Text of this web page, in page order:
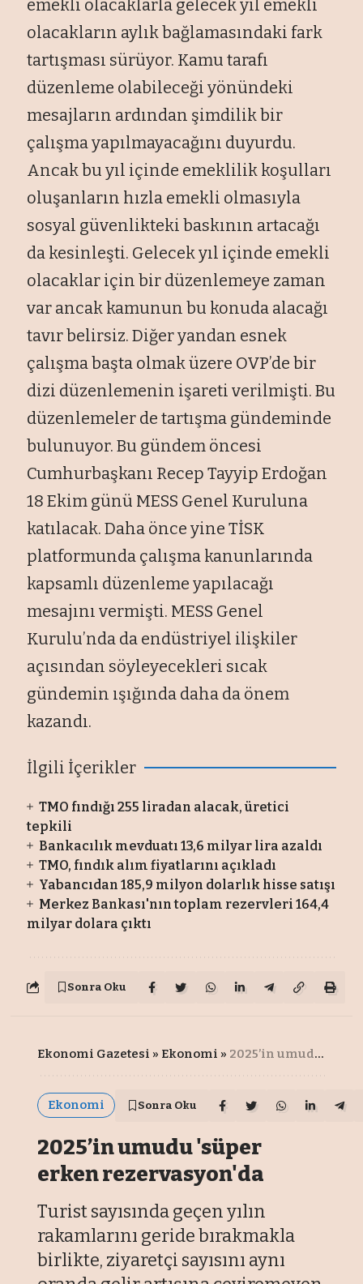
emekli olacaklarla gelecek yıl emekli
olacakların aylık bağlamasındaki fark
tartışması sürüyor. Kamu tarafı
düzenleme olabileceği yönündeki
mesajların ardından şimdilik bir
çalışma yapılmayacağını duyurdu.
Ancak bu yıl içinde emeklilik koşulları
oluşanların hızla emekli olmasıyla
sosyal güvenlikteki baskının artacağı
da kesinleşti. Gelecek yıl içinde emekli
olacaklar için bir düzenlemeye zaman
var ancak kamunun bu konuda alacağı
tavır belirsiz. Diğer yandan esnek
çalışma başta olmak üzere OVP’de bir
dizi düzenlemenin işareti verilmişti. Bu
düzenlemeler de tartışma gündeminde
bulunuyor. Bu gündem öncesi
Cumhurbaşkanı Recep Tayyip Erdoğan
18 Ekim günü MESS Genel Kuruluna
katılacak. Daha önce yine TİSK
platformunda çalışma kanunlarında
kapsamlı düzenleme yapılacağı
mesajını vermişti. MESS Genel
Kurulu’nda da endüstriyel ilişkiler
açısından söyleyecekleri sıcak
gündemin ışığında daha da önem
kazandı.
İlgili İçerikler
TMO fındığı 255 liradan alacak, üretici
tepkili
Bankacılık mevduatı 13,6 milyar lira azaldı
TMO, fındık alım fiyatlarını açıkladı
Yabancıdan 185,9 milyon dolarlık hisse satışı
Merkez Bankası'nın toplam rezervleri 164,4
milyar dolara çıktı
Sonra Oku
Ekonomi Gazetesi » Ekonomi » 2025’in umudu 'süper erken rezervasyon'da
Ekonomi Sonra Oku
2025’in umudu 'süper
erken rezervasyon'da
Turist sayısında geçen yılın
rakamlarını geride bırakmakla
birlikte, ziyaretçi sayısını aynı